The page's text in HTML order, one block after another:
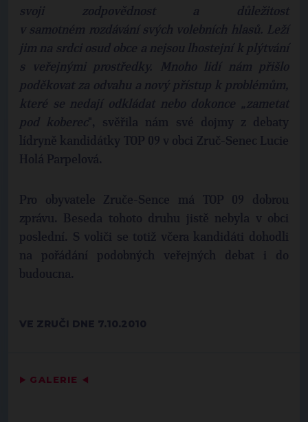
svoji zodpovědnost a důležitost
v samotném rozdávání svých volebních hlasů. Leží
jim na srdci osud obce a nejsou lhostejní k plýtvání
s veřejnými prostředky. Mnoho lidí nám přišlo
poděkovat za odvahu a nový přístup k problémům,
které se nedají odkládat nebo dokonce „zametat
pod koberec", svěřila nám své dojmy z debaty
lídryně kandidátky TOP 09 v obci Zruč-Senec Lucie
Holá Parpelová.
Pro obyvatele Zruče-Sence má TOP 09 dobrou
zprávu. Beseda tohoto druhu jistě nebyla v obci
poslední. S voliči se totiž včera kandidáti dohodli
na pořádání podobných veřejných debat i do
budoucna.
VE ZRUČI DNE 7.10.2010
▶ GALERIE ◀